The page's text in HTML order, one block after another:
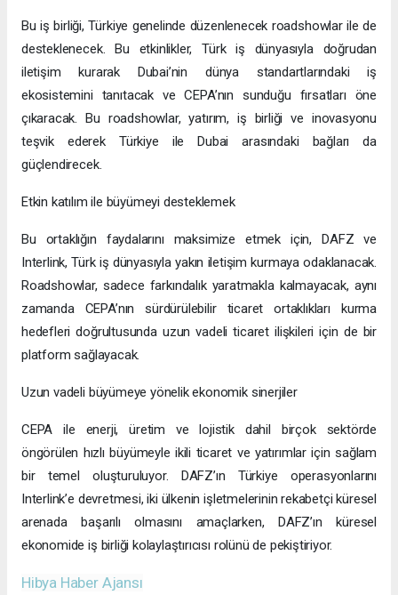
Bu iş birliği, Türkiye genelinde düzenlenecek roadshowlar ile de
desteklenecek. Bu etkinlikler, Türk iş dünyasıyla doğrudan
iletişim kurarak Dubai’nin dünya standartlarındaki iş
ekosistemini tanıtacak ve CEPA’nın sunduğu fırsatları öne
çıkaracak. Bu roadshowlar, yatırım, iş birliği ve inovasyonu
teşvik ederek Türkiye ile Dubai arasındaki bağları da
güçlendirecek.
Etkin katılım ile büyümeyi desteklemek
Bu ortaklığın faydalarını maksimize etmek için, DAFZ ve
Interlink, Türk iş dünyasıyla yakın iletişim kurmaya odaklanacak.
Roadshowlar, sadece farkındalık yaratmakla kalmayacak, aynı
zamanda CEPA’nın sürdürülebilir ticaret ortaklıkları kurma
hedefleri doğrultusunda uzun vadeli ticaret ilişkileri için de bir
platform sağlayacak.
Uzun vadeli büyümeye yönelik ekonomik sinerjiler
CEPA ile enerji, üretim ve lojistik dahil birçok sektörde
öngörülen hızlı büyümeyle ikili ticaret ve yatırımlar için sağlam
bir temel oluşturuluyor. DAFZ’ın Türkiye operasyonlarını
Interlink’e devretmesi, iki ülkenin işletmelerinin rekabetçi küresel
arenada başarılı olmasını amaçlarken, DAFZ’ın küresel
ekonomide iş birliği kolaylaştırıcısı rolünü de pekiştiriyor.
Hibya Haber Ajansı